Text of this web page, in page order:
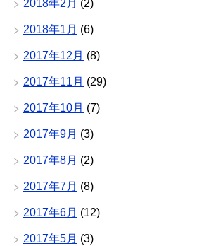
2018年2月 (2)
2018年1月 (6)
2017年12月 (8)
2017年11月 (29)
2017年10月 (7)
2017年9月 (3)
2017年8月 (2)
2017年7月 (8)
2017年6月 (12)
2017年5月 (3)